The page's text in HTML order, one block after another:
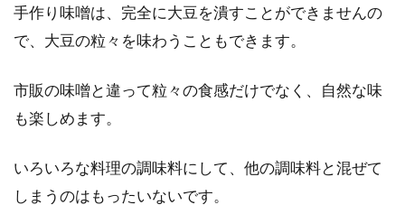
手作り味噌は、完全に大豆を潰すことができませんの
で、大豆の粒々を味わうこともできます。
市販の味噌と違って粒々の食感だけでなく、自然な味
も楽しめます。
いろいろな料理の調味料にして、他の調味料と混ぜて
しまうのはもったいないです。